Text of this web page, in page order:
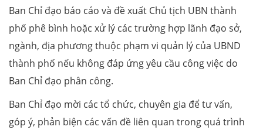
Ban Chỉ đạo báo cáo và đề xuất Chủ tịch UBN thành
phố phê bình hoặc xử lý các trường hợp lãnh đạo sở,
ngành, địa phương thuộc phạm vi quản lý của UBND
thành phố nếu không đáp ứng yêu cầu công việc do
Ban Chỉ đạo phân công.
Ban Chỉ đạo mời các tổ chức, chuyên gia để tư vấn,
góp ý, phản biện các vấn đề liên quan trong quá trình